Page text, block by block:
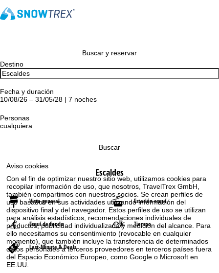
Aviso cookies
Con el fin de optimizar nuestro sitio web, utilizamos cookies para
recopilar información de uso, que nosotros, TravelTrex GmbH,
también compartimos con nuestros socios. Se crean perfiles de
uso basados en sus actividades utilizando información del
dispositivo final y del navegador. Estos perfiles de uso se utilizan
para análisis estadísticos, recomendaciones individuales de
productos, publicidad individualizada y medición del alcance. Para
ello necesitamos su consentimiento (revocable en cualquier
momento), que también incluye la transferencia de determinados
datos personales a terceros proveedores en terceros países fuera
del Espacio Económico Europeo, como Google o Microsoft en
EE.UU.
Buscar y reservar
Destino
Fecha y duración
10/08/26 – 31/05/28 | 7 noches
Personas
cualquiera
Buscar
Escaldes
Vista general Estación esquí
Esquí de fondo Tiempo
Last-Minute & Deals